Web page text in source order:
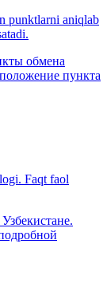
punktlarni aniqlab
обмена
пункта
Faqt faol